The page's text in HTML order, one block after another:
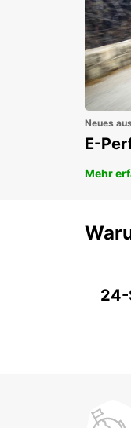
Neues
E-
Mehr
24-